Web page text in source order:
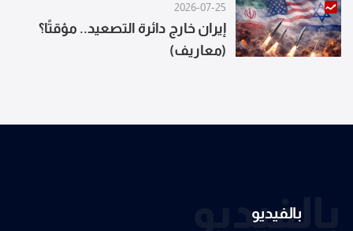
2026-07-25
إيران خارج دائرة التصعيد.. مؤقتًا؟
(معاريف)
بالفيديو
بالفيديو